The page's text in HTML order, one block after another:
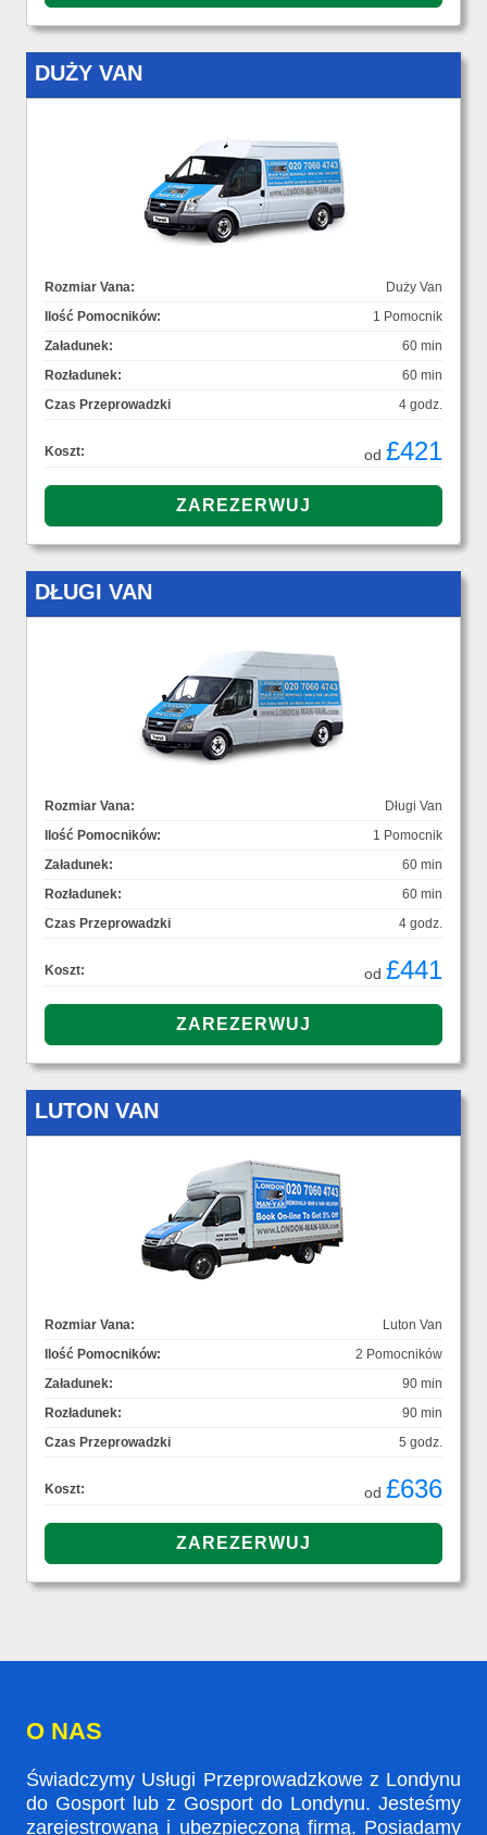
DUŻY VAN
Rozmiar Vana:
Duży Van
Ilość Pomocników:
1 Pomocnik
Załadunek:
60 min
Rozładunek:
60 min
Czas Przeprowadzki
4 godz.
Koszt: od £421
DŁUGI VAN
Rozmiar Vana:
Długi Van
Ilość Pomocników:
1 Pomocnik
Załadunek:
60 min
Rozładunek:
60 min
Czas Przeprowadzki
4 godz.
Koszt: od £441
LUTON VAN
Rozmiar Vana:
Luton Van
Ilość Pomocników:
2 Pomocników
Załadunek:
90 min
Rozładunek:
90 min
Czas Przeprowadzki
5 godz.
Koszt: od £636
O NAS
Świadczymy Usługi Przeprowadzkowe z Londynu
do Gosport lub z Gosport do Londynu. Jesteśmy
zarejestrowaną i ubezpieczoną firmą. Posiadamy